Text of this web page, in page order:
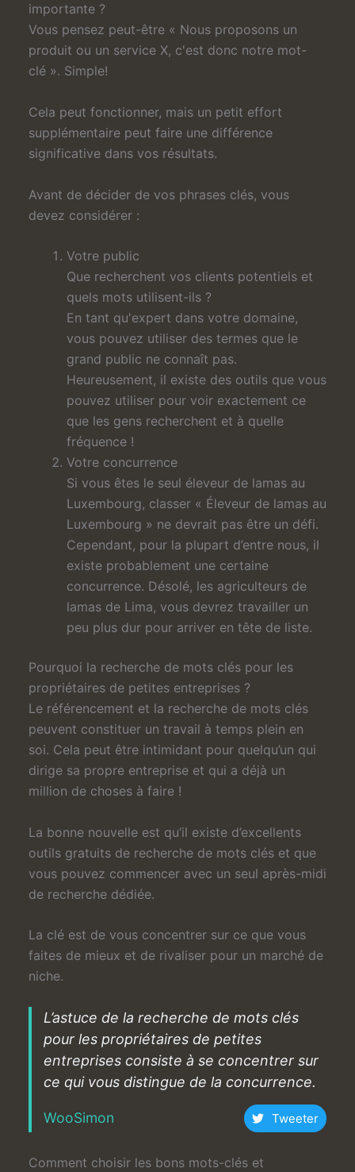
importante ?
Vous pensez peut-être « Nous proposons un
produit ou un service X, c'est donc notre mot-
clé ». Simple!
Cela peut fonctionner, mais un petit effort
supplémentaire peut faire une différence
significative dans vos résultats.
Avant de décider de vos phrases clés, vous
devez considérer :
Votre public
Que recherchent vos clients potentiels et
quels mots utilisent-ils ?
En tant qu'expert dans votre domaine,
vous pouvez utiliser des termes que le
grand public ne connaît pas.
Heureusement, il existe des outils que vous
pouvez utiliser pour voir exactement ce
que les gens recherchent et à quelle
fréquence !
Votre concurrence
Si vous êtes le seul éleveur de lamas au
Luxembourg, classer « Éleveur de lamas au
Luxembourg » ne devrait pas être un défi.
Cependant, pour la plupart d’entre nous, il
existe probablement une certaine
concurrence. Désolé, les agriculteurs de
lamas de Lima, vous devrez travailler un
peu plus dur pour arriver en tête de liste.
Pourquoi la recherche de mots clés pour les
propriétaires de petites entreprises ?
Le référencement et la recherche de mots clés
peuvent constituer un travail à temps plein en
soi. Cela peut être intimidant pour quelqu’un qui
dirige sa propre entreprise et qui a déjà un
million de choses à faire !
La bonne nouvelle est qu’il existe d’excellents
outils gratuits de recherche de mots clés et que
vous pouvez commencer avec un seul après-midi
de recherche dédiée.
La clé est de vous concentrer sur ce que vous
faites de mieux et de rivaliser pour un marché de
niche.
L’astuce de la recherche de mots clés
pour les propriétaires de petites
entreprises consiste à se concentrer sur
ce qui vous distingue de la concurrence.
WooSimon Tweeter
Comment choisir les bons mots-clés et